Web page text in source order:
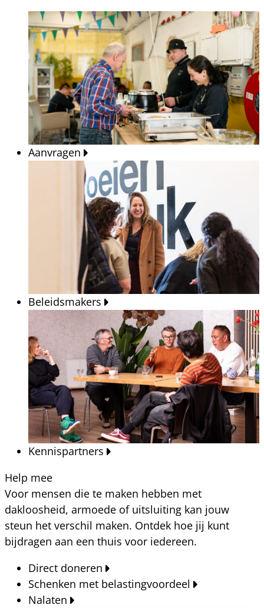
Aanvragen
Beleidsmakers
Kennispartners
Help mee
Voor mensen die te maken hebben met
dakloosheid, armoede of uitsluiting kan jouw
steun het verschil maken. Ontdek hoe jij kunt
bijdragen aan een thuis voor iedereen.
Direct doneren
Schenken met belastingvoordeel
Nalaten